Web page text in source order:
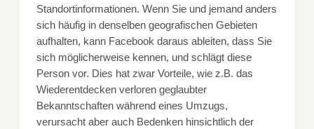
Standortinformationen. Wenn Sie und jemand anders
sich häufig in denselben geografischen Gebieten
aufhalten, kann Facebook daraus ableiten, dass Sie
sich möglicherweise kennen, und schlägt diese
Person vor. Dies hat zwar Vorteile, wie z.B. das
Wiederentdecken verloren geglaubter
Bekanntschaften während eines Umzugs,
verursacht aber auch Bedenken hinsichtlich der